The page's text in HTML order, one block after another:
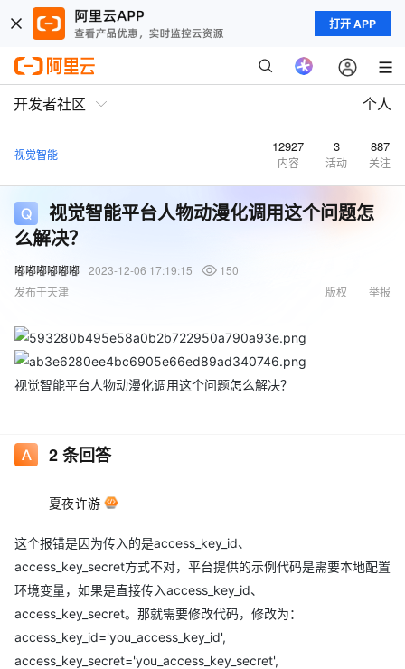
打开 APP
开发者社区 个人
视觉智能 12927
内容
3
活动
887
关注
视觉智能平台人物动漫化调用这个问题怎
么解决？
嘟嘟嘟嘟嘟嘟 2023-12-06 17:19:15
150
发布于天津
举报
版权
视觉智能平台人物动漫化调用这个问题怎么解决？
2条回答
夏夜许游
这个报错是因为传入的是access_key_id、
access_key_secret方式不对，平台提供的示例代码是需要本地配置
环境变量，如果是直接传入access_key_id、
access_key_secret。那就需要修改代码，修改为：
access_key_id='you_access_key_id',
access_key_secret='you_access_key_secret',